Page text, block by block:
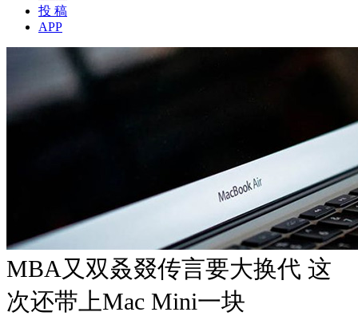
投 稿
APP
MBA又双叒叕传言要大换代 这
次还带上Mac Mini一块